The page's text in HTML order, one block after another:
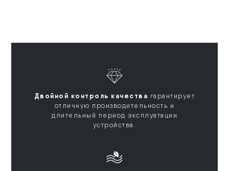
Двойной контроль качества гарантирует
отличную производительность и
длительный период эксплуатации
устройства.